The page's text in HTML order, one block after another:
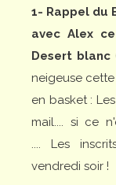
1- Rappel du
avec Alex
Desert blanc
neigeuse
en basket :
mail.... si ce
....
Les
vendredi soir !